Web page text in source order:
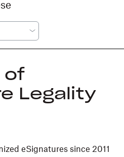
of
Legality
eSignatures since 2011